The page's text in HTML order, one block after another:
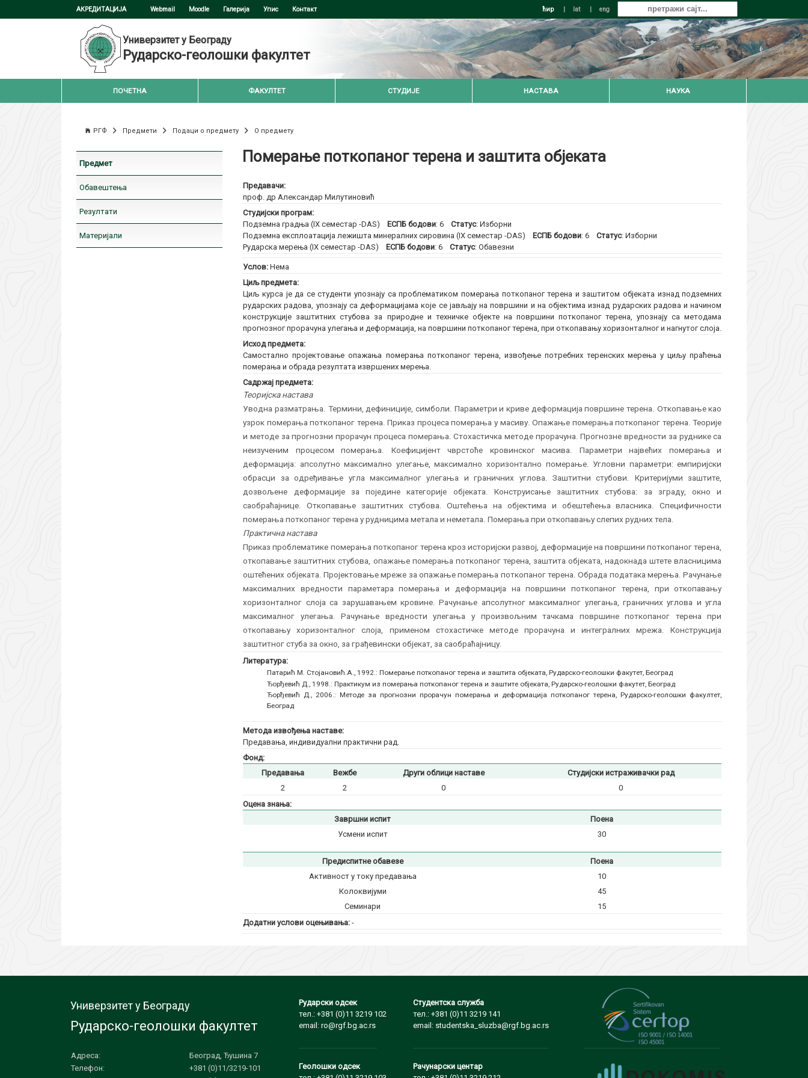
АКРЕДИТАЦИЈА Webmail Moodle Галерија Упис Контакт ћир | lat | eng
Универзитет у Београду
Рударско-геолошки факултет
ПОЧЕТНА ФАКУЛТЕТ СТУДИЈЕ НАСТАВА НАУКА
РГФ Предмети Подаци о предмету О предмету
Предмет
Обавештења
Резултати
Материјали
Померање поткопаног терена и заштита објеката
Предавачи:
проф. др Александар Милутиновић
Студијски програм:
Подземна градња (IX семестар -DAS)
ЕСПБ бодови: 6Статус: Изборни
Подземна експлоатација лежишта минералних сировина (IX семестар -DAS)
ЕСПБ бодови: 6Статус: Изборни
Рударска мерења (IX семестар -DAS)
ЕСПБ бодови: 6Статус: Обавезни
Услов:Нема
Циљ предмета:
Циљ курса је да се студенти упознају са проблематиком померања поткопаног терена и заштитом објеката изнад подземних
рударских радова, упознају са деформацијама које се јављају на површини и на објектима изнад рударских радова и начином
конструкције заштитних стубова за природне и техничке објекте на површини поткопаног терена, упознају са методама
прогнозног прорачуна улегања и деформација, на површини поткопаног терена, при откопавању хоризонталног и нагнутог слоја.
Исход предмета:
Самостално пројектовање опажања померања поткопаног терена, извођење потребних теренских мерења у циљу праћења
померања и обрада резултата извршених мерења.
Садржај предмета:
Теоријска настава
Уводна разматрања. Термини, дефиниције, симболи. Параметри и криве деформација површине терена. Откопавање као
узрок померања поткопаног терена. Приказ процеса померања у масиву. Опажање померања поткопаног терена. Теорије
и методе за прогнозни прорачун процеса померања. Стохастичка методе прорачуна. Прогнозне вредности за руднике са
неизученим процесом померања. Коефицијент чврстоће кровинског масива. Параметри највећих померања и
деформација: апсолутно максимално улегање, максимално хоризонтално померање. Угловни параметри: емпиријски
обрасци за одређивање угла максималног улегања и граничних углова. Заштитни стубови. Критеријуми заштите,
дозвољене деформације за поједине категорије објеката. Конструисање заштитних стубова: за зграду, окно и
саобраћајнице. Откопавање заштитних стубова. Оштећења на објектима и обештећења власника. Специфичности
померања поткопаног терена у рудницима метала и неметала. Померања при откопавању слепих рудних тела.
Практична настава
Приказ проблематике померања поткопаног терена кроз историјски развој, деформације на површини поткопаног терена,
откопавање заштитних стубова, опажање померања поткопаног терена, заштита објеката, надокнада штете власницима
оштећених објеката. Пројектовање мреже за опажање померања поткопаног терена. Обрада података мерења. Рачунање
максималних вредности параметара померања и деформација на површини поткопаног терена, при откопавању
хоризонталног слоја са зарушавањем кровине. Рачунање апсолутног максималног улегања, граничних углова и угла
максималног улегања. Рачунање вредности улегања у произвољним тачкама површине поткопаног терена при
откопавању хоризонталног слоја, применом стохастичке методе прорачуна и интегралних мрежа. Конструкција
заштитног стуба за окно, за грађевински објекат, за саобраћајницу.
Литература:
Патарић М. Стојановић.А., 1992.: Померање поткопаног терена и заштита објеката, Рударско-геолошки факутет, Београд
Ђорђевић Д., 1998.: Практикум из померања поткопаног терена и заштите објеката, Рударско-геолошки факутет, Београд
Ђорђевић Д., 2006.: Методе за прогнозни прорачун померања и деформација поткопаног терена, Рударско-геолошки факултет,
Београд
Метода извођења наставе:
Предавања, индивидуални практични рад.
Фонд:
Предавања
Вежбе Други облици наставе
Студијски истраживачки рад
2
2 0
0
Оцена знања:
Завршни испит
Поена
Усмени испит
30
Предиспитне обавезе
Поена
Активност у току предавања
10
Колоквијуми
45
Семинари
15
Додатни услови оцењивања:-
Универзитет у Београду
Рударско-геолошки факултет
Адреса:
Београд, Ђушина 7
Телефон:
+381 (0)11/3219-101
Рударски одсек
тел.: +381 (0)11 3219 102
email: ro@rgf.bg.ac.rs
Геолошки одсек
Студентска служба
тел.: +381 (0)11 3219 141
email: studentska_sluzba@rgf.bg.ac.rs
Рачунарски центар